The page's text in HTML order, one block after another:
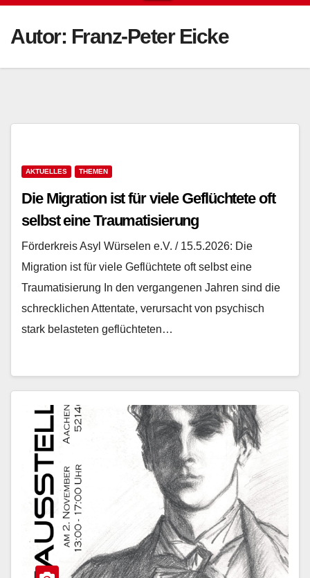
Autor: Franz-Peter Eicke
AKTUELLES THEMEN
Die Migration ist für viele Geflüchtete oft
selbst eine Traumatisierung
Förderkreis Asyl Würselen e.V. / 15.5.2026: Die
Migration ist für viele Geflüchtete oft selbst eine
Traumatisierung In den vergangenen Jahren sind die
schrecklichen Attentate, verursacht von psychisch
stark belasteten geflüchteten…